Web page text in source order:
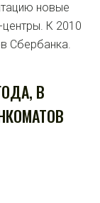
новые
К 2010
Сбербанка.
В